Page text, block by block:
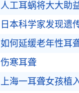
人工耳蜗将大大助
日本科学家发现遗
如何延缓老年性耳
伤寒耳聋
上海一耳聋女孩植